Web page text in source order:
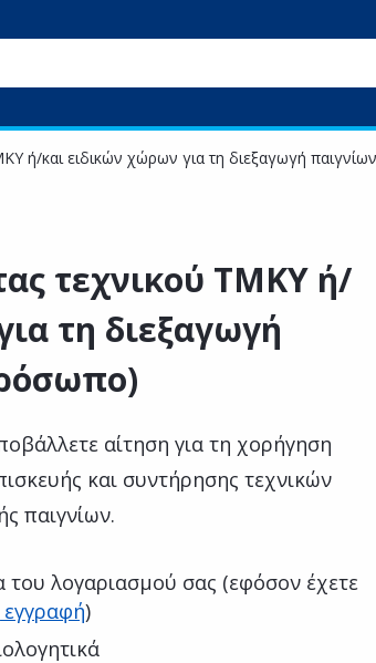
ή/και ειδικών χώρων για τη διεξαγωγή
τεχνικού ΤΜΚΥ ή/
τη διεξαγωγή
αίτηση για τη χορήγηση
και συντήρησης τεχνικών
παιγνίων.
του λογαριασμού σας (εφόσον έχετε
)